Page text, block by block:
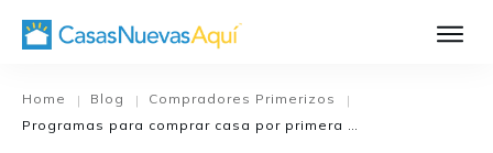
Home | Blog | Compradores Primerizos
|
Programas para comprar casa por primera vez en Pensilvania